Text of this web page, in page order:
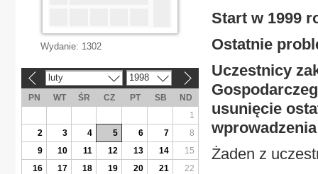
Start w 1999
Ostatnie
Uczestnicy
usunięcie
Żaden z
Wydanie: 1302
luty 1998
PN WT ŚR CZ PT SB
ND
1
2
3 4 5 6 7
8
9
10 11 12 13 14
15
16
17 18 19 20 21
22